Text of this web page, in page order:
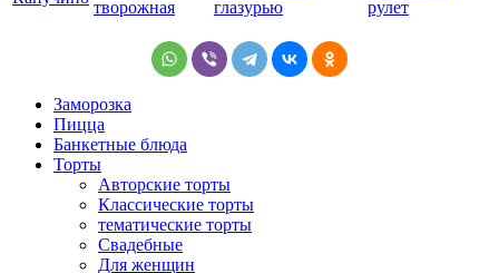
Заморозка
Пицца
Банкетные блюда
Торты
Авторские торты
Классические торты
тематические торты
Свадебные
Для женщин